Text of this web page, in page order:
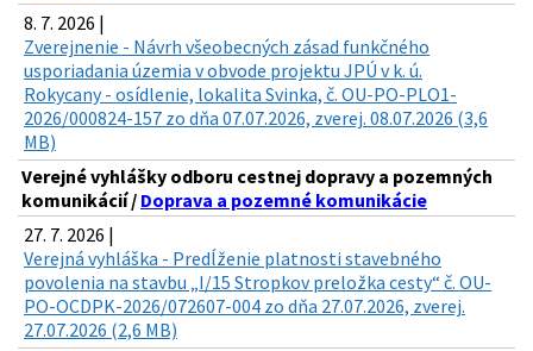
8. 7. 2026 |
Zverejnenie - Návrh všeobecných zásad funkčného
usporiadania územia v obvode projektu JPÚ v k. ú.
Rokycany - osídlenie, lokalita Svinka, č. OU-PO-PLO1-
2026/000824-157 zo dňa 07.07.2026, zverej. 08.07.2026 (3,6
MB)
Verejné vyhlášky odboru cestnej dopravy a pozemných
komunikácií / Doprava a pozemné komunikácie
27. 7. 2026 |
Verejná vyhláška - Predĺženie platnosti stavebného
povolenia na stavbu „I/15 Stropkov preložka cesty“ č. OU-
PO-OCDPK-2026/072607-004 zo dňa 27.07.2026, zverej.
27.07.2026 (2,6 MB)